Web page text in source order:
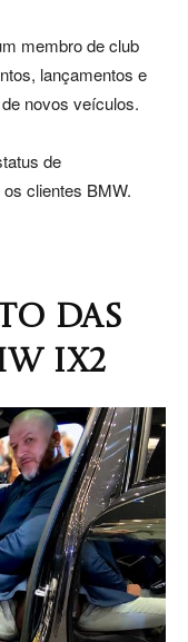
membro de club
lançamentos e
novos veículos.
de
clientes BMW.
DAS
iX2